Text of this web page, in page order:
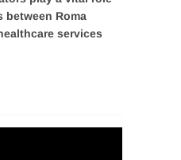
Roma
services